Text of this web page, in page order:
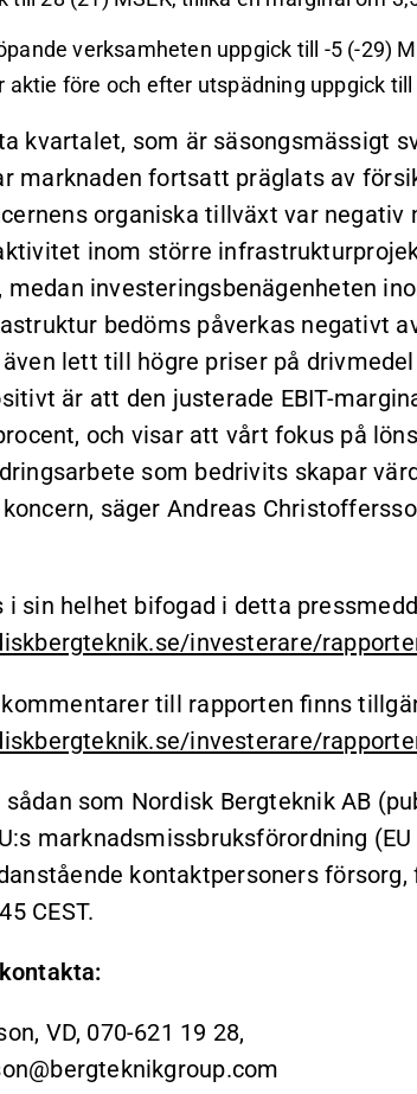
verksamheten uppgick till -5 (-29)
aktie före och efter utspädning uppgick till
kvartalet, som är säsongsmässigt
marknaden fortsatt präglats av
organiska tillväxt var negativ
inom större
medan investeringsbenägenheten
bedöms påverkas negativt
lett till högre priser på
är att den justerade EBIT-
och visar att vårt fokus på
som bedrivits skapar
säger Andreas
i sin helhet bifogad i detta
investerare/
till rapporten finns
investerare/
som Nordisk Bergteknik AB
marknadsmissbruksförordning
kontaktpersoners
CEST.
VD, 070-621 19 28,